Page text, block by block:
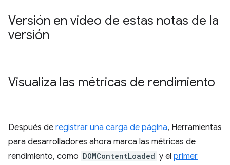
Versión en video de estas notas de la
versión
Visualiza las métricas de rendimiento
Después de registrar una carga de página, Herramientas
para desarrolladores ahora marca las métricas de
rendimiento, como DOMContentLoaded y el primer